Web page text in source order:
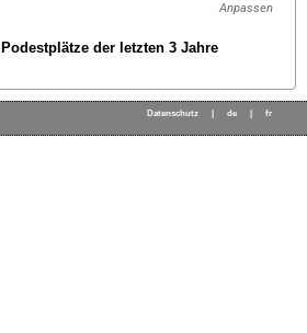
Anpassen
Podestplätze der letzten 3 Jahre
Datenschutz de fr